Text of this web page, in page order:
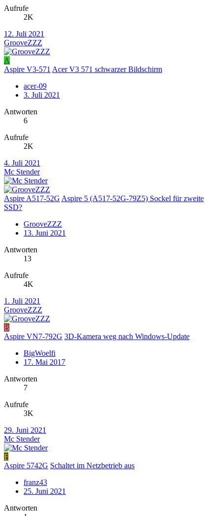
Aufrufe
2K
12. Juli 2021
GrooveZZZ
A
Aspire V3-571 Acer V3 571 schwarzer Bildschirm
acer-09
3. Juli 2021
Antworten
6
Aufrufe
2K
4. Juli 2021
Mc Stender
Aspire A517-52G Aspire 5 (A517-52G-79Z5) Sockel für zweite
SSD?
GrooveZZZ
13. Juni 2021
Antworten
13
Aufrufe
4K
1. Juli 2021
GrooveZZZ
B
Aspire VN7-792G 3D-Kamera weg nach Windows-Update
BigWoelfi
17. Mai 2017
Antworten
7
Aufrufe
3K
29. Juni 2021
Mc Stender
F
Aspire 5742G Schaltet im Netzbetrieb aus
franz43
25. Juni 2021
Antworten